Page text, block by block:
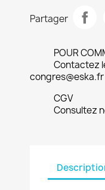
Partager
POUR
Contactez
congres@eska.fr
CGV
Consultez